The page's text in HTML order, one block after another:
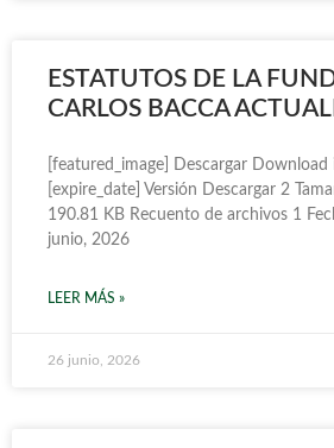
ESTATUTOS DE LA
CARLOS BACCA
[featured_image] Descargar Download
[expire_date] Versión Descargar 2
190.81 KB Recuento de archivos 1
junio, 2026
LEER MÁS »
26 junio, 2026